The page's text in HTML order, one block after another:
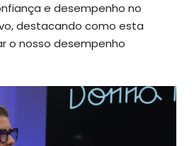
e desempenho no
destacando como esta
o nosso desempenho